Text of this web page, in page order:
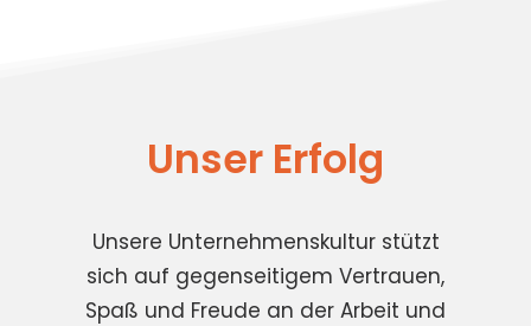
Unser Erfolg
Unsere Unternehmenskultur stützt
sich auf gegenseitigem Vertrauen,
Spaß und Freude an der Arbeit und